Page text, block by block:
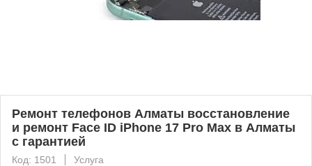
Ремонт телефонов Алматы восстановление
и ремонт Face ID iPhone 17 Pro Max в Алматы
с гарантией
Код: 1501 Услуга